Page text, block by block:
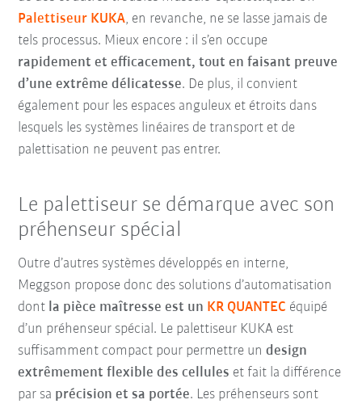
Palettiseur KUKA, en revanche, ne se lasse jamais de
tels processus. Mieux encore : il s’en occupe
rapidement et efficacement, tout en faisant preuve
d’une extrême délicatesse. De plus, il convient
également pour les espaces anguleux et étroits dans
lesquels les systèmes linéaires de transport et de
palettisation ne peuvent pas entrer.
Le palettiseur se démarque avec son
préhenseur spécial
Outre d’autres systèmes développés en interne,
Meggson propose donc des solutions d’automatisation
dont la pièce maîtresse est un KR QUANTEC équipé
d’un préhenseur spécial. Le palettiseur KUKA est
suffisamment compact pour permettre undesign
extrêmement flexible des cellules et fait la différence
par sa précision et sa portée. Les préhenseurs sont